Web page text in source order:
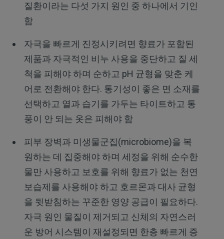
질환이라는 다섯 가지 원인 중 하나에서 기인
함
자극을 빠르게 진정시키려면 향료가 포함된
제품과 자극적인 비누 사용을 중단하고 질 세
척을 피해야 하며 순하고 pH 균형을 맞춘 케
어로 전환해야 한다. 통기성이 좋은 면 소재를
선택하고 열과 습기를 가두는 타이트하고 통
풍이 안 되는 옷은 피해야 함
피부 장벽과 미생물군집(microbiome)을 복
원하는 데 집중해야 하며 세정을 위해 순수한
물만 사용하고 보호를 위해 향료가 없는 천연
보습제를 사용해야 하고 호르몬과 대사 균형
을 뒷받침하는 꾸준한 영양 공급이 필요하다.
자극 원인 물질이 제거되고 신체의 자연스러
운 방어 시스템이 재설정되면 한층 빠르게 증